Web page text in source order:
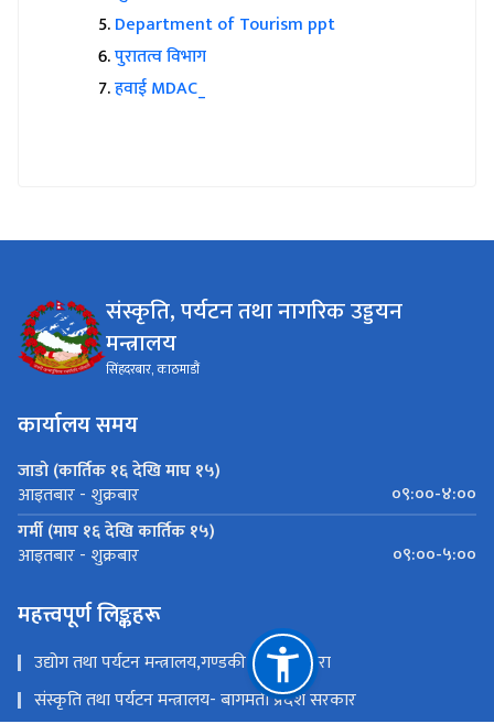
Department of Tourism ppt
पुरातत्व विभाग
हवाई MDAC_
संस्कृति, पर्यटन तथा नागरिक उड्डयन
मन्त्रालय
सिंहदरबार, काठमाडौं
कार्यालय समय
जाडो (कार्तिक १६ देखि माघ १५)
आइतबार - शुक्रबार
०९:००-४:००
गर्मी (माघ १६ देखि कार्तिक १५)
आइतबार - शुक्रबार ०९:००-५:००
महत्त्वपूर्ण लिङ्कहरू
उद्योग तथा पर्यटन मन्त्रालय,गण्डकी प्रदेश ,पोखरा
संस्कृति तथा पर्यटन मन्त्रालय- बागमती प्रदेश सरकार